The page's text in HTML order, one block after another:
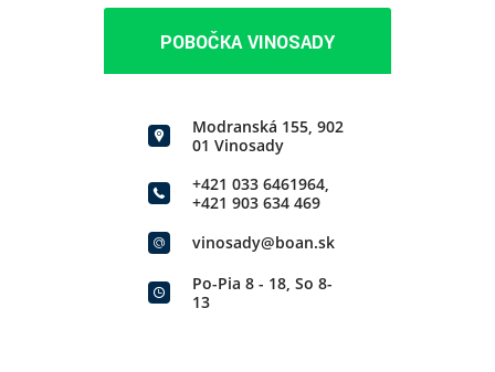
POBOČKA VINOSADY
Modranská 155, 902
01 Vinosady
+421 033 6461964,
+421 903 634 469
vinosady@boan.sk
Po-Pia 8 - 18, So 8-
13